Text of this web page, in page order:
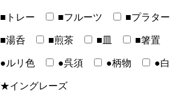
■トレー ■フルーツ ■プラター
■湯呑 ■煎茶 ■皿 ■箸置
●ルリ色 ●呉須 ●柄物 ●白
★イングレーズ